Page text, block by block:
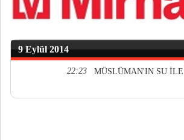
9 Eylül 2014
22:23 MÜSLÜMAN'IN SU